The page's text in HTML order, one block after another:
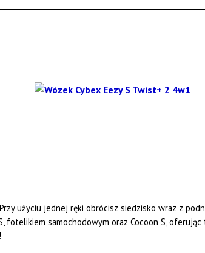
użyciu jednej ręki obrócisz siedzisko wraz z
samochodowym oraz Cocoon S, oferując